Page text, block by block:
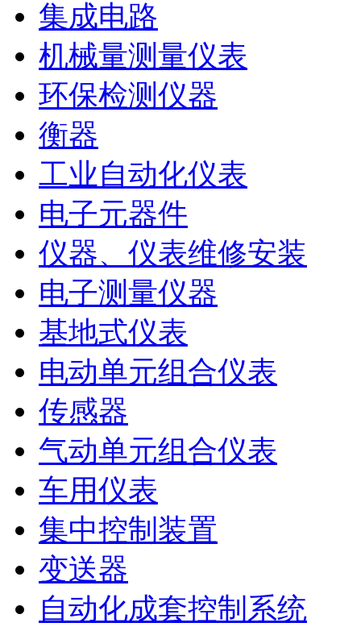
集成电路
机械量测量仪表
环保检测仪器
衡器
工业自动化仪表
电子元器件
仪器、仪表维修安装
电子测量仪器
基地式仪表
电动单元组合仪表
传感器
气动单元组合仪表
车用仪表
集中控制装置
变送器
自动化成套控制系统